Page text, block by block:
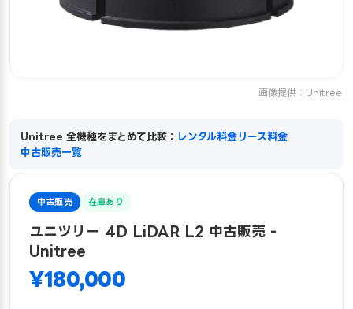
画像提供：Unitree
Unitree 全機種をまとめて比較： レンタル料金 リース料金
中古販売一覧
中古販売 在庫あり
ユニツリー 4D LiDAR L2 中古販売 -
Unitree
¥180,000